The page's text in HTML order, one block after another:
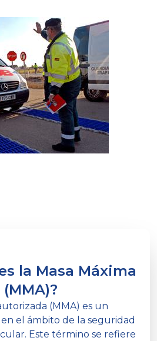
la Masa Máxima
(MMA) es un
el ámbito de la seguridad
Este término se refiere